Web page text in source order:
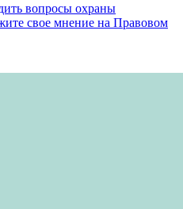
вопросы охраны
свое мнение на Правовом